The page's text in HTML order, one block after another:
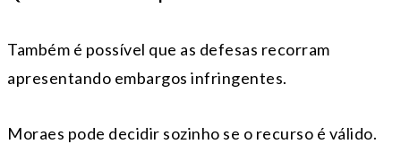
Também é possível que as defesas recorram
apresentando embargos infringentes.
Moraes pode decidir sozinho se o recurso é válido.